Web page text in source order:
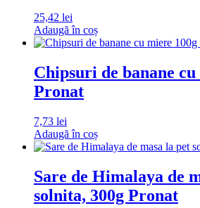
25,42 lei
Adaugă în coș
Chipsuri de banane
Pronat
7,73 lei
Adaugă în coș
Sare de Himalaya de
solnita, 300g Pronat